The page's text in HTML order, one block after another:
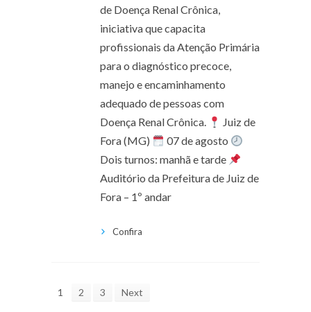
de Doença Renal Crônica,
iniciativa que capacita
profissionais da Atenção Primária
para o diagnóstico precoce,
manejo e encaminhamento
adequado de pessoas com
Doença Renal Crônica.
Juiz de
Fora (MG)
07 de agosto
Dois turnos: manhã e tarde
Auditório da Prefeitura de Juiz de
Fora – 1º andar
Confira
1 2 3 Next